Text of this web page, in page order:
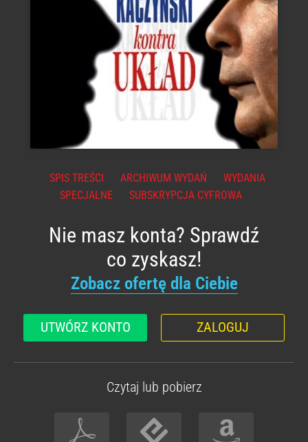
SPIS TREŚCI ARCHIWUM WYDAŃ
WYDANIA
SPECJALNE
SUBSKRYPCJA CYFROWA
Nie masz konta? Sprawdź
co zyskasz!
Zobacz ofertę dla Ciebie
UTWÓRZ KONTO ZALOGUJ
Czytaj lub pobierz